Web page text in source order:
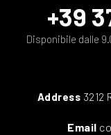
+39
Disponibile dalle
Address 3212
Email